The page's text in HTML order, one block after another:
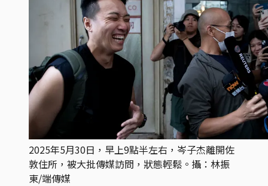
2025年5月30日，早上9點半左右，岑子杰離開佐
敦住所，被大批傳媒訪問，狀態輕鬆。攝：林振
東/端傳媒